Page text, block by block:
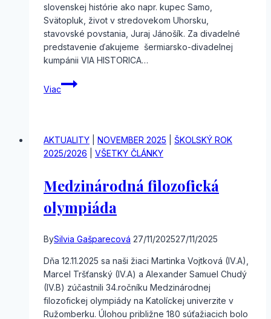
slovenskej histórie ako napr. kupec Samo,
Svätopluk, život v stredovekom Uhorsku,
stavovské povstania, Juraj Jánošík. Za divadelné
predstavenie ďakujeme šermiarsko-divadelnej
kumpánii VIA HISTORICA…
Viac
Divadelné
predstavenie
AKTUALITY NOVEMBER 2025
ŠKOLSKÝ ROK
2025/2026
VŠETKY ČLÁNKY
Medzinárodná filozofická
olympiáda
BySilvia Gašparecová 27/11/202527/11/2025
Dňa 12.11.2025 sa naši žiaci Martinka Vojtková (IV.A),
Marcel Tršťanský (IV.A) a Alexander Samuel Chudý
(IV.B) zúčastnili 34.ročníku Medzinárodnej
filozofickej olympiády na Katolíckej univerzite v
Ružomberku. Úlohou približne 180 súťažiacich bolo